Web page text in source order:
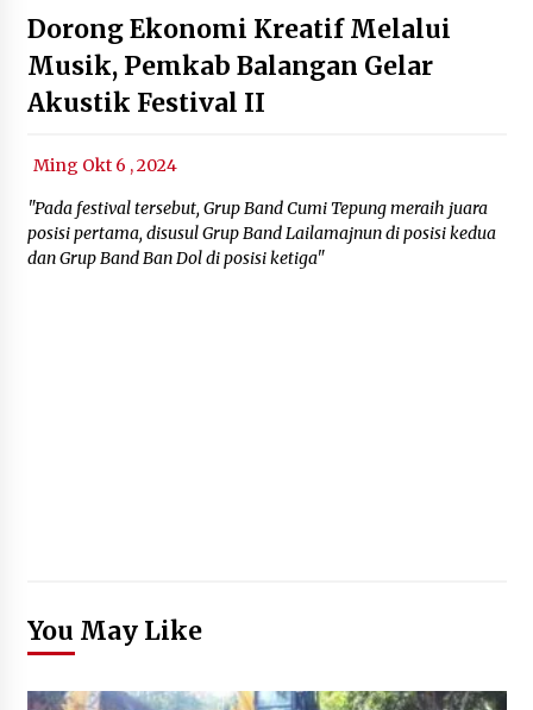
Dorong Ekonomi Kreatif Melalui
Musik, Pemkab Balangan Gelar
Akustik Festival II
Ming Okt 6 , 2024
"Pada festival tersebut, Grup Band Cumi Tepung meraih juara
posisi pertama, disusul Grup Band Lailamajnun di posisi kedua
dan Grup Band Ban Dol di posisi ketiga"
You May Like